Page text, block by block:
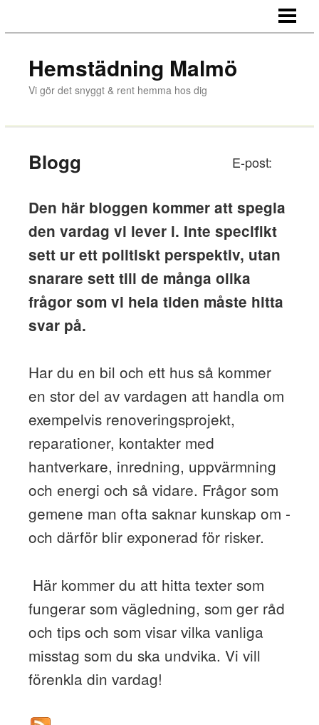
STÄDTJÄNSTER
KONTAKTA
Hemstädning Malmö
Vi gör det snyggt & rent hemma hos dig
Blogg
Den här bloggen kommer att spegla
den vardag vi lever i. Inte specifikt
sett ur ett politiskt perspektiv, utan
snarare sett till de många olika
frågor som vi hela tiden måste hitta
svar på.
Har du en bil och ett hus så kommer
en stor del av vardagen att handla om
exempelvis renoveringsprojekt,
reparationer, kontakter med
hantverkare, inredning, uppvärmning
och energi och så vidare. Frågor som
gemene man ofta saknar kunskap om -
och därför blir exponerad för risker.
Här kommer du att hitta texter som
fungerar som vägledning, som ger råd
och tips och som visar vilka vanliga
misstag som du ska undvika. Vi vill
förenkla din vardag!
E-post: